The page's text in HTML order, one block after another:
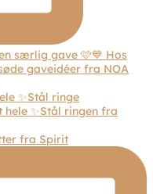
✨Stål ringe
fra Spirit